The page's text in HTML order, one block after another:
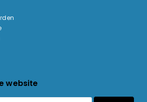
website